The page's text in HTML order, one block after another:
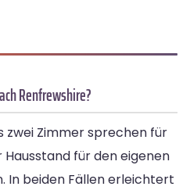
Renfrewshire?
zwei Zimmer sprechen für
Hausstand für den eigenen
In beiden Fällen erleichtert